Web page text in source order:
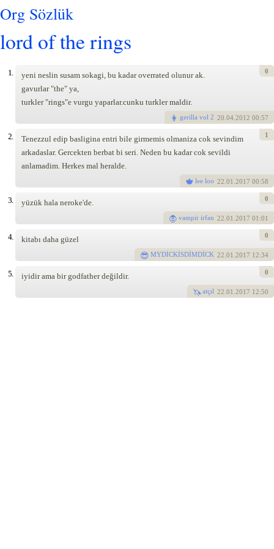
Org Sözlük
lord of the rings
1.
yeni neslin susam sokagi, bu kadar overrated olunur ak.
gavurlar "the" ya,
turkler "rings"e vurgu yaparlar.cunku turkler maldir.
gerilla vol 2 20.04.2012 00:57
0
2.
Tenezzul edip basligina entri bile girmemis olmaniza cok sevindim
arkadaslar. Gercekten berbat bi seri. Neden bu kadar cok sevildi
anlamadim. Herkes mal heralde.
lee loo 22.01.2017 00:58
1
3. yüzük hala neroke'de.
vampir irfan 22.01.2017 01:01
0
4. kitabı daha güzel
MYDİCKİSDİMDİCK 22.01.2017 12:34
0
5. iyidir ama bir godfather değildir.
atçıl 22.01.2017 12:50
0